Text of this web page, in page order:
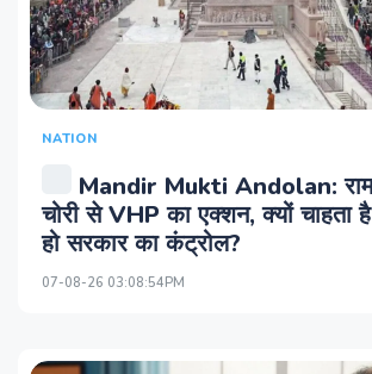
NATION
Mandir Mukti Andolan: राम
चोरी से VHP का एक्शन, क्यों चाहता
हो सरकार का कंट्रोल?
07-08-26 03:08:54PM